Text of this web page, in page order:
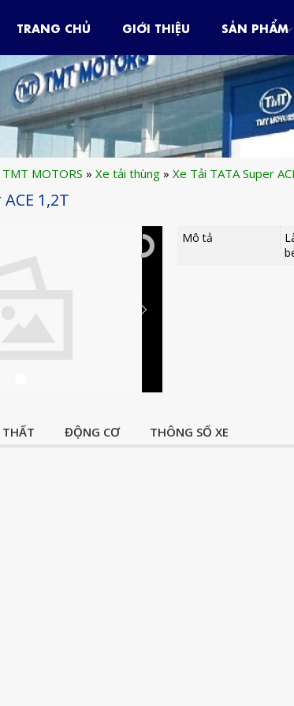
TRANG CHỦ GIỚI THIỆU SẢN PHẨM
TMT MOTORS » Xe tải thùng » Xe Tải TATA Super
1,2T
Mô tả
THẤT ĐỘNG CƠ THÔNG SỐ XE